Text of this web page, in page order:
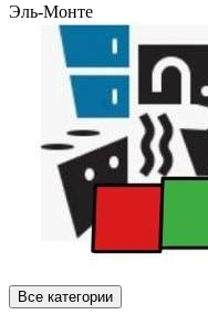
Эль-Монте
Все категории